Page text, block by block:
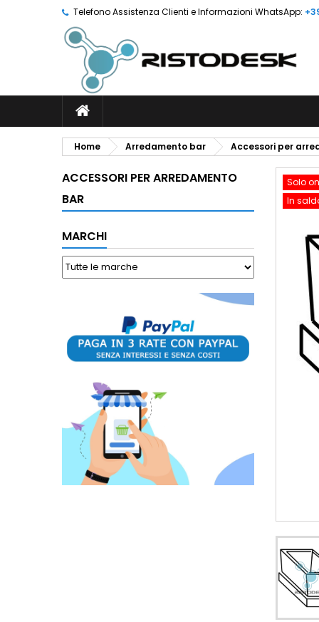
Telefono Assistenza Clienti e Informazioni WhatsApp:
Home Arredamento bar Accessori per
ACCESSORI PER ARREDAMENTO
BAR
MARCHI
Solo
In